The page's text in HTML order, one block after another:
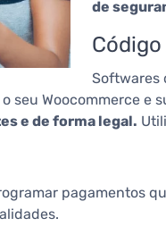
de
Softwares
seu Woocommerce
e de forma legal.
pagamentos